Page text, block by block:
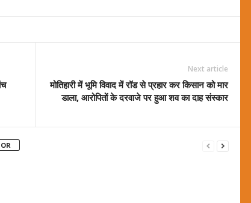
Next article
मोतिहारी में भूमि विवाद में रॉड से प्रहार कर किसान को मार
डाला, आरोपितों के दरवाजे पर हुआ शव का दाह संस्कार